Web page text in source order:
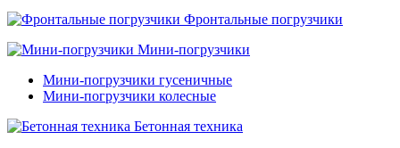
Фронтальные погрузчики
Мини-погрузчики
Мини-погрузчики гусеничные
Мини-погрузчики колесные
Бетонная техника